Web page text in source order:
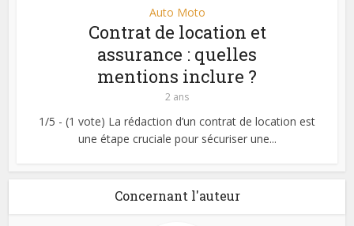
Auto Moto
Contrat de location et
assurance : quelles
mentions inclure ?
2 ans
1/5 - (1 vote) La rédaction d’un contrat de location est
une étape cruciale pour sécuriser une...
Concernant l'auteur